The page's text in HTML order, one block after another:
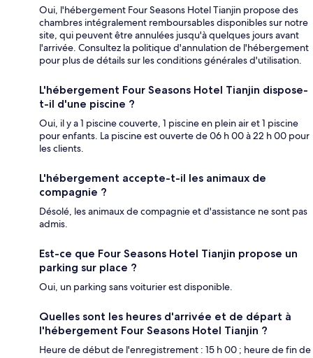
Oui, l'hébergement Four Seasons Hotel Tianjin propose des
chambres intégralement remboursables disponibles sur notre
site, qui peuvent être annulées jusqu'à quelques jours avant
l'arrivée. Consultez la politique d'annulation de l'hébergement
pour plus de détails sur les conditions générales d'utilisation.
L'hébergement Four Seasons Hotel Tianjin dispose-
t-il d'une piscine ?
Oui, il y a 1 piscine couverte, 1 piscine en plein air et 1 piscine
pour enfants. La piscine est ouverte de 06 h 00 à 22 h 00 pour
les clients.
L'hébergement accepte-t-il les animaux de
compagnie ?
Désolé, les animaux de compagnie et d'assistance ne sont pas
admis.
Est-ce que Four Seasons Hotel Tianjin propose un
parking sur place ?
Oui, un parking sans voiturier est disponible.
Quelles sont les heures d'arrivée et de départ à
l'hébergement Four Seasons Hotel Tianjin ?
Heure de début de l'enregistrement : 15 h 00 ; heure de fin de